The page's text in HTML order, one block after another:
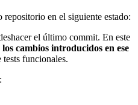
repositorio en el siguiente estado:
el último commit. En este
cambios introducidos en ese
tests funcionales.